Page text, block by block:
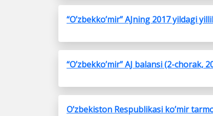
“O’zbekko’mir” AJning 2017 yildagi
“O’zbekko’mir” AJ balansi (2-chorak,
O’zbekiston Respublikasi ko’mir